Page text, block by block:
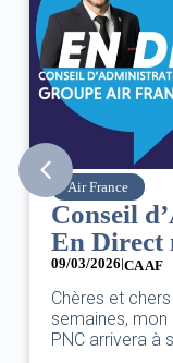
AF :
salarié